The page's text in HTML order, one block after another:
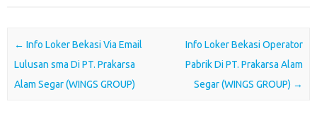
o
o
k
e
r
A
p
p
d
I
n
a
r
d
Post navigation
← Info Loker Bekasi Via Email
Lulusan sma Di PT. Prakarsa
Alam Segar (WINGS GROUP)
Info Loker Bekasi Operator
Pabrik Di PT. Prakarsa Alam
Segar (WINGS GROUP) →